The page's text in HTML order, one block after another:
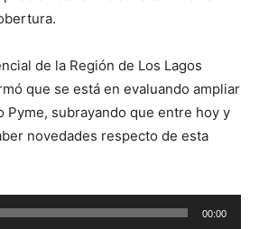
de la Región de Los Lagos
que se está en evaluando ampliar
Pyme, subrayando que entre hoy y
novedades respecto de esta
00:00